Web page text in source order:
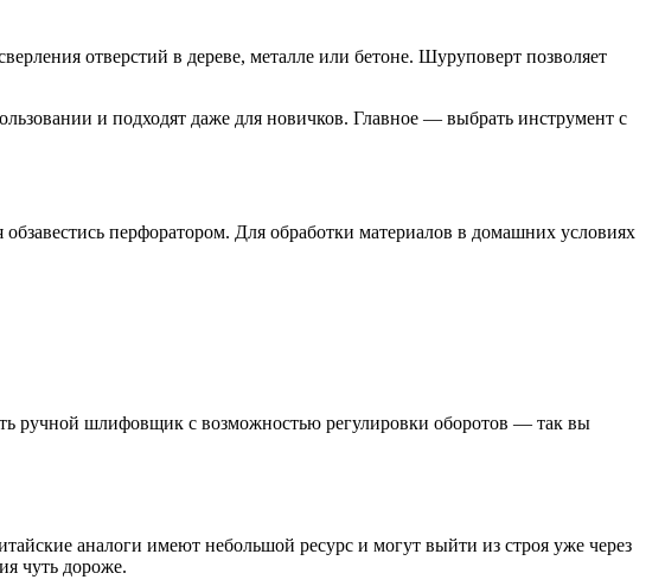
отверстий в дереве, металле или бетоне. Шуруповерт позволяет
и подходят даже для новичков. Главное — выбрать инструмент с
перфоратором. Для обработки материалов в домашних условиях
ручной шлифовщик с возможностью регулировки оборотов — так вы
аналоги имеют небольшой ресурс и могут выйти из строя уже через
чуть дороже.